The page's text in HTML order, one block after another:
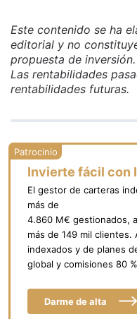
Este contenido se ha
editorial y no
propuesta de
Las rentabilidades
rentabilidades futuras.
Invierte fácil con
El gestor de carteras
más de
4.860 M€ gestionados,
más de 149 mil
indexados y de planes
global y comisiones 80
Darme de alta